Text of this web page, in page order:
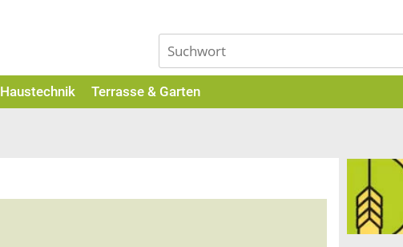
Haustechnik Terrasse & Garten